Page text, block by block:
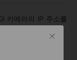
카메라의 IP 주소를
니다.
Close